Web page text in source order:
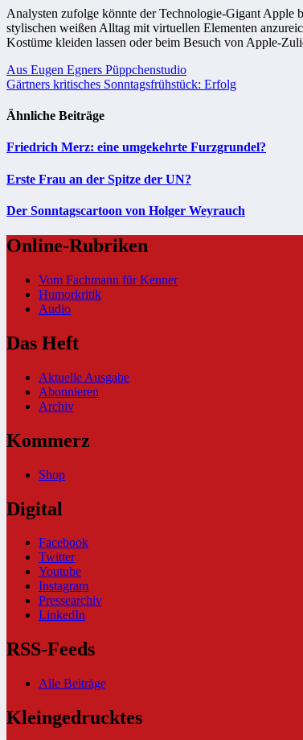
Analysten zufolge könnte der Technologie-Gigant Apple
stylischen weißen Alltag mit virtuellen Elementen
Kostüme kleiden lassen oder beim Besuch von Apple-
Beitragsnavigation
Aus Eugen Egners Püppchenstudio
Gärtners kritisches Sonntagsfrühstück: Erfolg
Ähnliche Beiträge
Friedrich Merz: eine umgekehrte Furzgrundel?
Erste Frau an der Spitze der UN?
Der Sonntagscartoon von Holger Weyrauch
Online-Rubriken
Vom Fachmann für Kenner
Humorkritik
Audio
Das Heft
Aktuelle Ausgabe
Abonnieren
Archiv
Kommerz
Shop
Digital
Facebook
Twitter
Youtube
Instagram
Pressearchiv
LinkedIn
RSS-Feeds
Alle Beiträge
Kleingedrucktes